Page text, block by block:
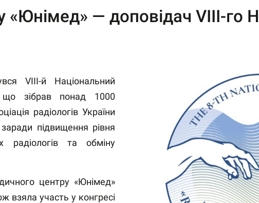
«Юнімед» — доповідач VIII-го
VIII-й Національний
зібрав понад 1000
радіологів України
підвищення рівня
радіологів та обміну
центру «Юнімед»
взяла участь у конгресі